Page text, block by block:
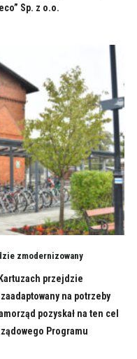
Sp. z o.o.
zmodernizowany
przejdzie
na potrzeby
pozyskał na ten cel
Programu